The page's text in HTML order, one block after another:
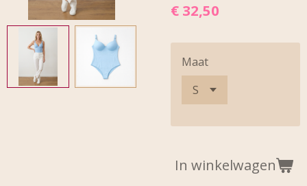
€ 32,50
Maat
In winkelwagen